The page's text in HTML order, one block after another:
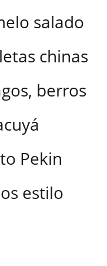
salado
chinas
berros
Pekin
estilo